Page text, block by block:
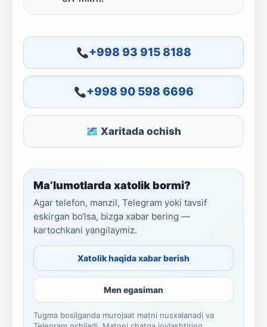
+998 93 915 8188
+998 90 598 6696
🗺 Xaritada ochish
Ma’lumotlarda xatolik bormi?
Agar telefon, manzil, Telegram yoki tavsif
eskirgan bo‘lsa, bizga xabar bering —
kartochkani yangilaymiz.
Xatolik haqida xabar berish
Men egasiman
Tugma bosilganda murojaat matni nusxalanadi va